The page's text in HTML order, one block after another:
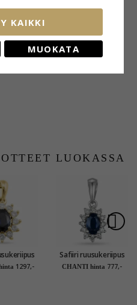
MYÖS
LUOKASSA
kultaa
1297,-
Safiiri ruusukeriipus
14 karaatti
CHANTI hinta 777,-
KAIKKI
MUOKATA